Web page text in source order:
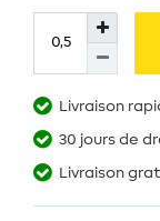
Livraison
30 jours de
Livraison